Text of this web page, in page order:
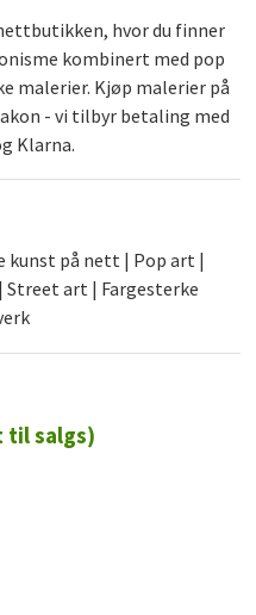
hvor du finner
kombinert med pop
malerier. Kjøp malerier på
- vi tilbyr betaling med
Klarna.
kunst på nett | Pop art |
Street art | Fargesterke
til salgs)